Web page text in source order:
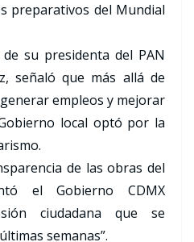
preparativos del Mundial
su presidenta del PAN
señaló que más allá de
empleos y mejorar
local optó por la
de las obras del
el Gobierno CDMX
ciudadana que se
semanas”.